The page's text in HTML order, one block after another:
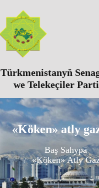
Türkmenistanyň
we Telekeçiler
«Köken» atly
Baş Sahypa
«Köken» Atly